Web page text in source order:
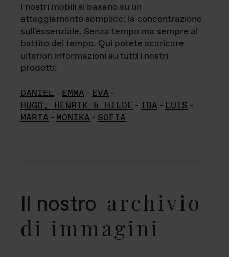
I nostri mobili si basano su un
atteggiamento semplice: la concentrazione
sull'essenziale. Senza tempo ma sempre al
battito del tempo. Qui potete scaricare
ulteriori informazioni su tutti i nostri
prodotti:
DANIEL - EMMA - EVA -
HUGO, HENRIK & HILDE - IDA - LUIS -
MARTA - MONIKA - SOFIA
Il nostro archivio
di immagini